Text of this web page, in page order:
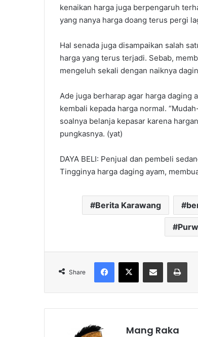
kenaikan harga juga berpengaruh
yang nanya harga doang terus pergi
Hal senada juga disampaikan salah
harga yang terus terjadi. Sebab,
mengeluh sekali dengan naiknya
Ade juga berharap agar harga daging
kembali kepada harga normal.
soalnya belanja kepasar karena
pungkasnya. (yat)
DAYA BELI: Penjual dan pembeli
Tingginya harga daging ayam,
Berita Karawang
Share
Facebook
X Share via Email Print
Mang Raka